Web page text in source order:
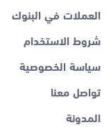
العملات في البنوك
شروط الاستخدام
سياسة الخصوصية
تواصل معنا
المدونة